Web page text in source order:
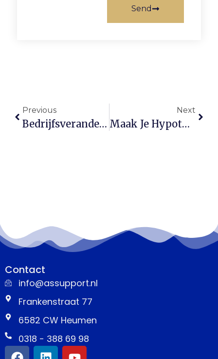
Send
Previous
Bedrijfsverandering In Beeld – Essentiële Aandachtspunten
Next
Maak Je Hypotheek Passend Bij Jouw Leven
Contact
info@assupport.nl
Frankenstraat 77
6582 CW Heumen
0318 - 388 69 98